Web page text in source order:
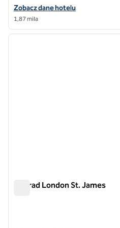
Zobacz szczegóły hotelu
Zobacz dane hotelu
1,87 mila
1 z 10
Conrad London St. James